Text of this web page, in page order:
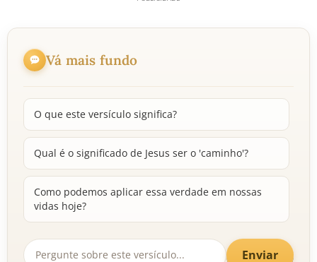
Vá mais fundo
O que este versículo significa?
Qual é o significado de Jesus ser o 'caminho'?
Como podemos aplicar essa verdade em nossas
vidas hoje?
Enviar